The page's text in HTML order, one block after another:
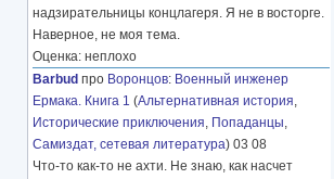
надзирательницы концлагеря. Я не в восторге.
Наверное, не моя тема.
Оценка: неплохо
Barbud про Воронцов: Военный инженер
Ермака. Книга 1 (Альтернативная история,
Исторические приключения, Попаданцы,
Самиздат, сетевая литература) 03 08
Что-то как-то не ахти. Не знаю, как насчет